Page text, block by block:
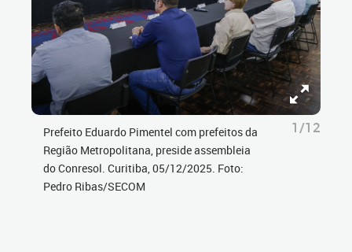
Prefeito Eduardo Pimentel com prefeitos da
Região Metropolitana, preside assembleia
do Conresol. Curitiba, 05/12/2025. Foto:
Pedro Ribas/SECOM
1/12